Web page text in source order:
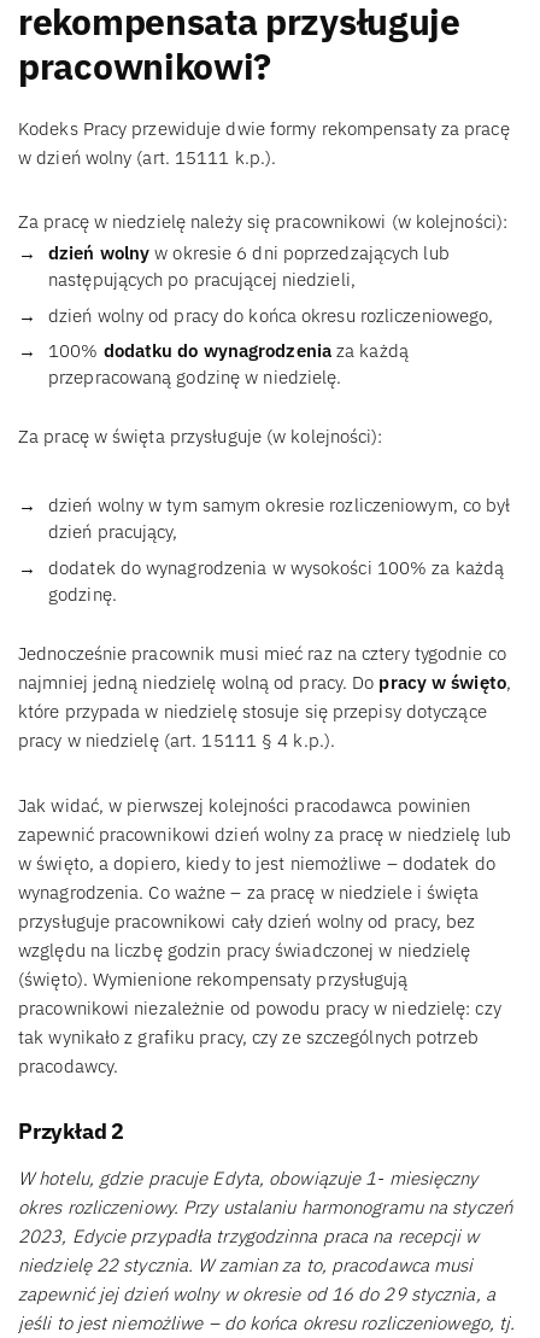
rekompensata przysługuje
pracownikowi?
Kodeks Pracy przewiduje dwie formy rekompensaty za pracę
w dzień wolny (art. 15111 k.p.).
Za pracę w niedzielę należy się pracownikowi (w kolejności):
dzień wolny w okresie 6 dni poprzedzających lub
następujących po pracującej niedzieli,
dzień wolny od pracy do końca okresu rozliczeniowego,
100% dodatku do wynagrodzeniaza każdą
przepracowaną godzinę w niedzielę.
Za pracę w święta przysługuje (w kolejności):
dzień wolny w tym samym okresie rozliczeniowym, co był
dzień pracujący,
dodatek do wynagrodzenia w wysokości 100% za każdą
godzinę.
Jednocześnie pracownik musi mieć raz na cztery tygodnie co
najmniej jedną niedzielę wolną od pracy. Do pracy w święto,
które przypada w niedzielę stosuje się przepisy dotyczące
pracy w niedzielę (art. 15111 § 4 k.p.).
Jak widać, w pierwszej kolejności pracodawca powinien
zapewnić pracownikowi dzień wolny za pracę w niedzielę lub
w święto, a dopiero, kiedy to jest niemożliwe – dodatek do
wynagrodzenia. Co ważne – za pracę w niedziele i święta
przysługuje pracownikowi cały dzień wolny od pracy, bez
względu na liczbę godzin pracy świadczonej w niedzielę
(święto). Wymienione rekompensaty przysługują
pracownikowi niezależnie od powodu pracy w niedzielę: czy
tak wynikało z grafiku pracy, czy ze szczególnych potrzeb
pracodawcy.
Przykład 2
W hotelu, gdzie pracuje Edyta, obowiązuje 1- miesięczny
okres rozliczeniowy. Przy ustalaniu harmonogramu na styczeń
2023, Edycie przypadła trzygodzinna praca na recepcji w
niedzielę 22 stycznia. W zamian za to, pracodawca musi
zapewnić jej dzień wolny w okresie od 16 do 29 stycznia, a
jeśli to jest niemożliwe – do końca okresu rozliczeniowego, tj.